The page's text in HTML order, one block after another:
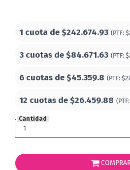
1 cuota de$242.674.93 (PTF:
3 cuotas de$84.671.63 (PTF:
6 cuotas de$45.359.8 (PTF:
12 cuotas de$26.459.88 (PTF:
Cantidad